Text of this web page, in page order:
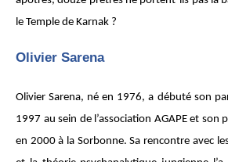
le Temple de Karnak ?
Olivier Sarena
Olivier Sarena, né en 1976, a débuté son
1997 au sein de l’association AGAPE et son
en 2000 à la Sorbonne. Sa rencontre avec